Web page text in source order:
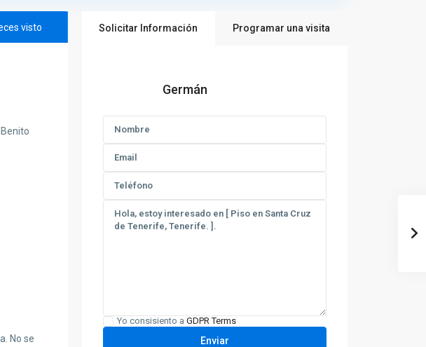
visto
No se
Solicitar Información Programar una visita
Germán
Yo consisiento a GDPR Terms